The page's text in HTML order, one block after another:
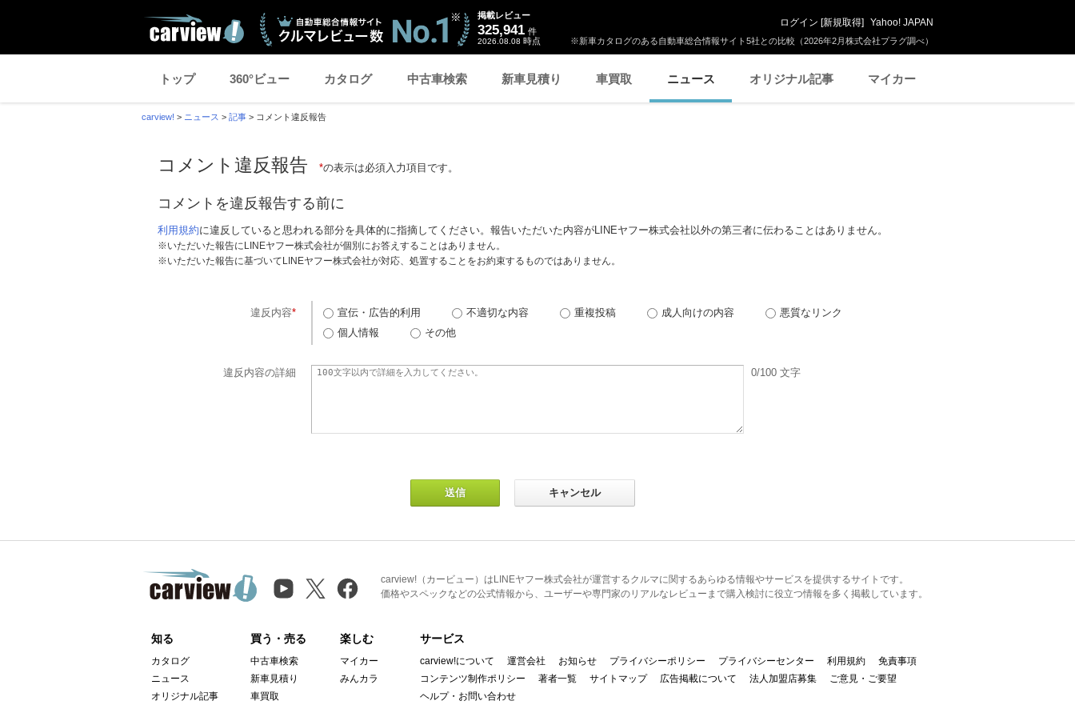
※新車カタログのある自動車総合情報サイト5社との比較（2026年2月株式会社プラグ調べ）
掲載レビュー
325,941 件
2026.08.08 時点
ログイン [新規取得] Yahoo! JAPAN
トップ 360°ビュー カタログ 中古車検索 新車見積り 車買取 ニュース オリジナル記事 マイカー
carview! > ニュース > 記事 > コメント違反報告
コメント違反報告 *の表示は必須入力項目です。
コメントを違反報告する前に
利用規約に違反していると思われる部分を具体的に指摘してください。報告いただいた内容がLINEヤフー株式会社以外の第三者に伝わることはありません。
※いただいた報告にLINEヤフー株式会社が個別にお答えすることはありません。
※いただいた報告に基づいてLINEヤフー株式会社が対応、処置することをお約束するものではありません。
違反内容* 宣伝・広告的利用 不適切な内容 重複投稿 成人向けの内容
悪質なリンク
個人情報
その他
違反内容の詳細 0/100 文字
carview!（カービュー）はLINEヤフー株式会社が運営するクルマに関するあらゆる情報やサービスを提供するサイトです。
価格やスペックなどの公式情報から、ユーザーや専門家のリアルなレビューまで購入検討に役立つ情報を多く掲載しています。
知る
カタログ
ニュース
オリジナル記事
買う・売る
中古車検索
新車見積り
車買取
楽しむ
マイカー
みんカラ
サービス
carview!について 運営会社 お知らせ プライバシーポリシー プライバシーセンター 利用規約
免責事項
コンテンツ制作ポリシー
著者一覧 サイトマップ 広告掲載について 法人加盟店募集
ご意見・ご要望
ヘルプ・お問い合わせ